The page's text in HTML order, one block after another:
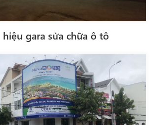
hiệu gara sửa chữa ô tô